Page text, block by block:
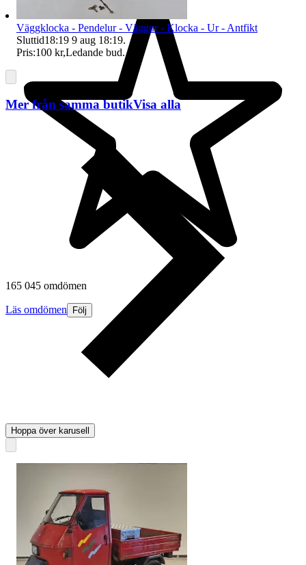
165 045 omdömen
Läs omdömen Följ
Väggklocka - Pendelur - Väggur - Klocka - Ur - Antfikt
Sluttid18:19 9 aug 18:19.
Pris:100 kr,Ledande bud.
Mer från samma butikVisa alla
Hoppa över karusell